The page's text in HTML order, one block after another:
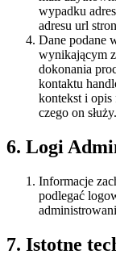
wypadku
adresu url
Dane podane
wynikającym
dokonania
kontaktu
kontekst i
czego on służy.
6. Logi
Informacje
podlegać
7. Istotne